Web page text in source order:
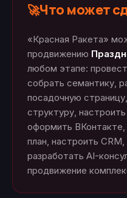
🚀Что может
«Красная Ракета»
продвижению
любом этапе:
собрать семантику,
посадочную
структуру,
оформить ВКонтакте,
план, настроить
разработать AI-
продвижение